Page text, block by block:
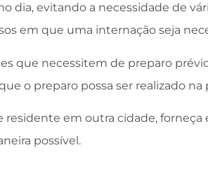
dia, evitando a necessidade de
em que uma internação seja
que necessitem de preparo
o preparo possa ser realizado na
residente em outra cidade,
possível.